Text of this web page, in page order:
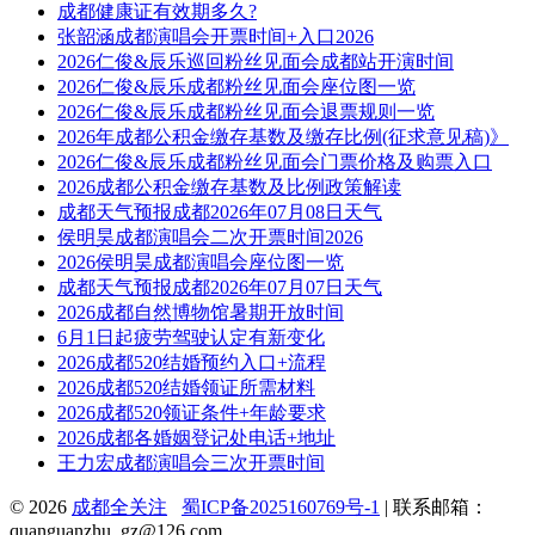
成都健康证有效期多久?
张韶涵成都演唱会开票时间+入口2026
2026仁俊&辰乐巡回粉丝见面会成都站开演时间
2026仁俊&辰乐成都粉丝见面会座位图一览
2026仁俊&辰乐成都粉丝见面会退票规则一览
2026年成都公积金缴存基数及缴存比例(征求意见稿)》
2026仁俊&辰乐成都粉丝见面会门票价格及购票入口
2026成都公积金缴存基数及比例政策解读
成都天气预报成都2026年07月08日天气
侯明昊成都演唱会二次开票时间2026
2026侯明昊成都演唱会座位图一览
成都天气预报成都2026年07月07日天气
2026成都自然博物馆暑期开放时间
6月1日起疲劳驾驶认定有新变化
2026成都520结婚预约入口+流程
2026成都520结婚领证所需材料
2026成都520领证条件+年龄要求
2026成都各婚姻登记处电话+地址
王力宏成都演唱会三次开票时间
© 2026 成都全关注 蜀ICP备2025160769号-1 | 联系邮箱：